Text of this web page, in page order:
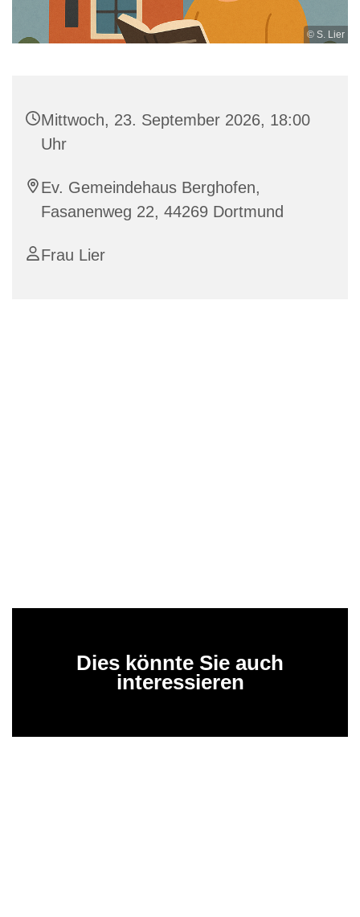
© S. Lier
Mittwoch, 23. September 2026, 18:00
Uhr
Ev. Gemeindehaus Berghofen,
Fasanenweg 22, 44269 Dortmund
Frau Lier
Dies könnte Sie auch
interessieren